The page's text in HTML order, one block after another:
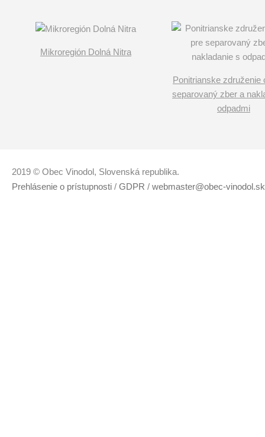
Mikroregión Dolná Nitra
Ponitrianske združenie
separovaný zber a
odpadmi
2019 © Obec Vinodol, Slovenská republika.
Prehlásenie o prístupnosti / GDPR / webmaster@obec-vinodol.sk